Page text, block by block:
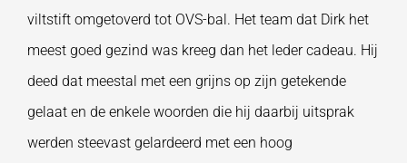
viltstift omgetoverd tot OVS-bal. Het team dat Dirk het
meest goed gezind was kreeg dan het leder cadeau. Hij
deed dat meestal met een grijns op zijn getekende
gelaat en de enkele woorden die hij daarbij uitsprak
werden steevast gelardeerd met een hoog